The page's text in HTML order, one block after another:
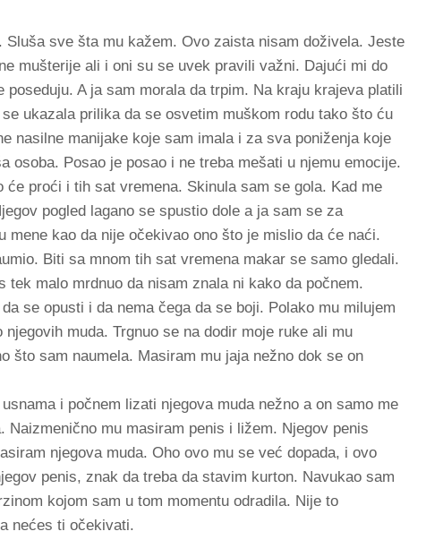
sve šta mu kažem. Ovo zaista nisam doživela. Jeste
mušterije ali i oni su se uvek pravili važni. Dajući mi do
A ja sam morala da trpim. Na kraju krajeva platili
ukazala prilika da se osvetim muškom rodu tako što ću
nasilne manijake koje sam imala i za sva poniženja koje
osoba. Posao je posao i ne treba mešati u njemu emocije.
proći i tih sat vremena. Skinula sam se gola. Kad me
pogled lagano se spustio dole a ja sam se za
mene kao da nije očekivao ono što je mislio da će naći.
Biti sa mnom tih sat vremena makar se samo gledali.
malo mrdnuo da nisam znala ni kako da počnem.
se opusti i da nema čega da se boji. Polako mu milujem
muda. Trgnuo se na dodir moje ruke ali mu
što sam naumela. Masiram mu jaja nežno dok se on
i počnem lizati njegova muda nežno a on samo me
Naizmenično mu masiram penis i ližem. Njegov penis
njegova muda. Oho ovo mu se već dopada, i ovo
penis, znak da treba da stavim kurton. Navukao sam
kojom sam u tom momentu odradila. Nije to
nećes ti očekivati.